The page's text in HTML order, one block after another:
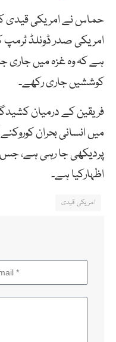
حماس نے امریکی قیدی
امریکی صدر ڈونلڈ ٹرمپ
ہے کہ وہ غزہ میں
کوششیں جاری رکھے۔
فریقین کے درمیان
میں انسانی بحران
پردیکھی جا رہی ہے، جس
اظہارکیا ہے۔
امریکی قیدی